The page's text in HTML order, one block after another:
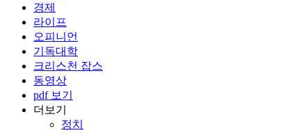
경제
라이프
오피니언
기독대학
크리스천 잡스
동영상
pdf 보기
더보기
정치